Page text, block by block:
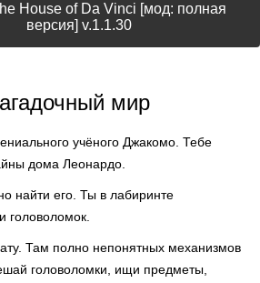
House of Da Vinci [мод: полная
версия] v.1.1.30
мир
учёного Джакомо. Тебе
дома Леонардо.
найти его. Ты в лабиринте
головоломок.
Там полно непонятных механизмов
головоломки, ищи предметы,